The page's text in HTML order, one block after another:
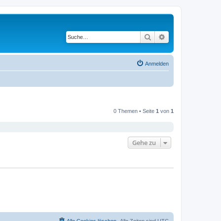
Suche
Anmelden
0 Themen • Seite 1 von 1
Gehe zu